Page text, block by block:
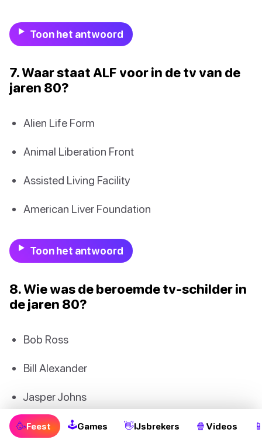
Toon het antwoord
7. Waar staat ALF voor in de tv van de
jaren 80?
Alien Life Form
Animal Liberation Front
Assisted Living Facility
American Liver Foundation
Toon het antwoord
8. Wie was de beroemde tv-schilder in
de jaren 80?
Bob Ross
Bill Alexander
Jasper Johns
Anthony Hopkins
🥳Feest 🕹Games 👋IJsbrekers 🍿 Videos